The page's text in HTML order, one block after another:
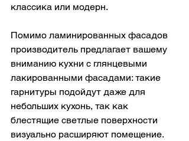
классика или модерн.
Помимо ламинированных фасадов
производитель предлагает вашему
вниманию кухни с глянцевыми
лакированными фасадами: такие
гарнитуры подойдут даже для
небольших кухонь, так как
блестящие светлые поверхности
визуально расширяют помещение.